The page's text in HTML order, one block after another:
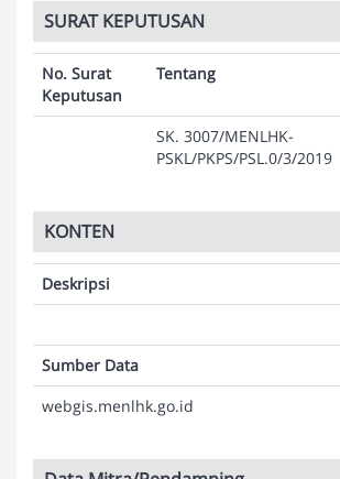
SURAT KEPUTUSAN
No. Surat
Keputusan
Tentang
SK. 3007/MENLHK-
PSKL/PKPS/PSL.0/3/2019
KONTEN
Deskripsi
Sumber Data
webgis.menlhk.go.id